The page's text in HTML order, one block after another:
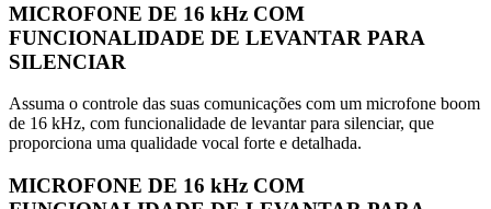
MICROFONE DE 16 kHz COM
FUNCIONALIDADE DE LEVANTAR PARA
SILENCIAR
Assuma o controle das suas comunicações com um microfone boom
de 16 kHz, com funcionalidade de levantar para silenciar, que
proporciona uma qualidade vocal forte e detalhada.
MICROFONE DE 16 kHz COM